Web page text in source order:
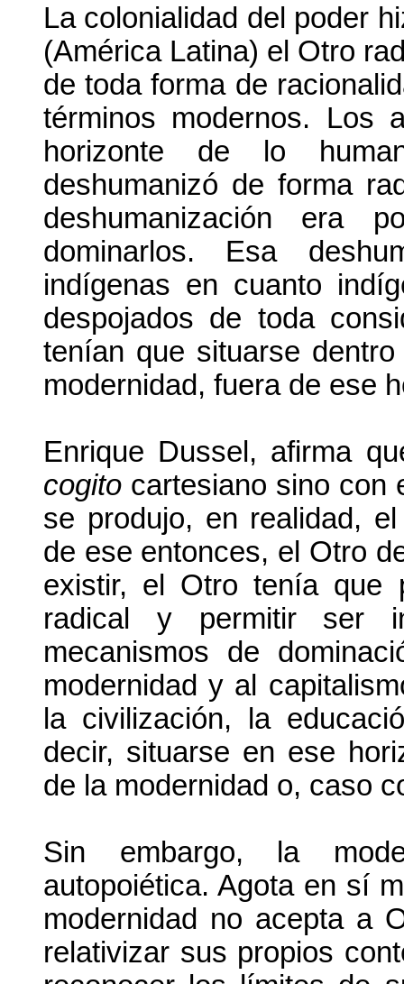
La colonialidad del poder
(América Latina) el Otro
de toda forma de
términos modernos. Los
horizonte de lo
deshumanizó de forma
deshumanización era
dominarlos. Esa
indígenas en cuanto
despojados de toda
tenían que situarse
modernidad, fuera de ese
Enrique Dussel, afirma
cogito cartesiano sino con
se produjo, en realidad,
de ese entonces, el Otro
existir, el Otro tenía que
radical y permitir ser
mecanismos de
modernidad y al
la civilización, la
decir, situarse en ese
de la modernidad o, caso
Sin embargo, la
autopoiética. Agota en sí
modernidad no acepta a
relativizar sus propios